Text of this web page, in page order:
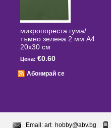
микропореста гума/
тъмно зелена 2 мм А4
20x30 см
Цена: €0.60
Абонирай се
Email: art_hobby@abv.bg